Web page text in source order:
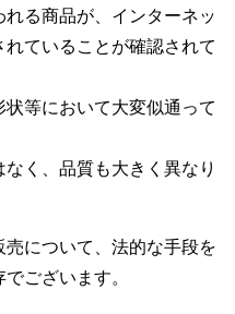
る商品が、インターネッ
ていることが確認されて
等において大変似通って
く、品質も大きく異なり
について、法的な手段を
ございます。